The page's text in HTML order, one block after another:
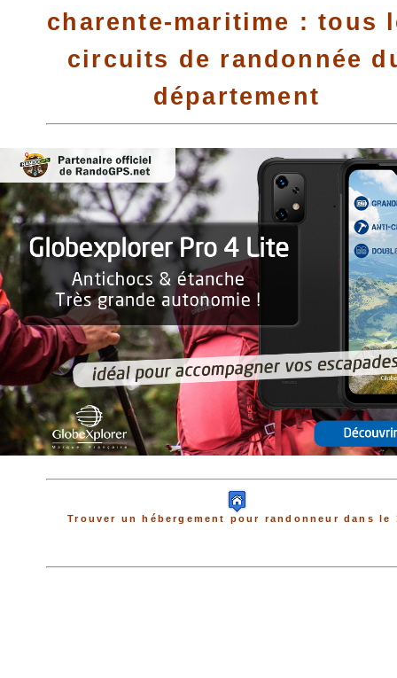
charente-maritime : tous
circuits de randonnée
département
Trouver un hébergement pour randonneur dans le